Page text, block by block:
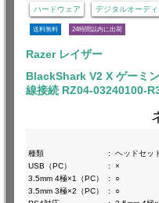
ハードウェア デジタルオーディ
送料無料 24時間以内に出荷
Razer レイザー
BlackShark V2 X ゲーミ
線接続 RZ04-03240100-
種類
:
ヘッドセッ
USB（PC）
:
×
3.5mm 4極×1（PC）
:
○
3.5mm 3極×2（PC）
:
○